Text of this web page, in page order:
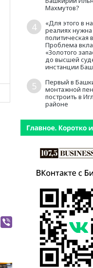
Махмутов?
4
«Для этого в
реалиях нужна
политическая
Проблема
«Золотого
до высшей
инстанции
5
Первый в
монтажной
построить в
районе